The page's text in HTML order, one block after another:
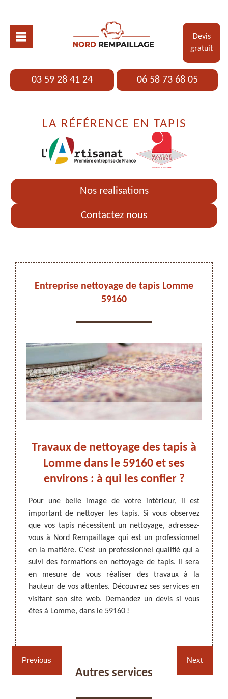
Devis
gratuit
03 59 28 41 24 06 58 73 68 05
LA RÉFÉRENCE EN TAPIS
Nos realisations
Contactez nous
ARTISAN DEZITTER , REMPAILLAGE -
CANNAGE - RECOLLAGE, 59 NORD
Rempaillage fauteuil,
chaises et sièges 59
Cannage fauteuil, chaises
et sièges 59
Entreprise nettoyage de tapis Lomme
59160
Previous
pour
les
site
ses
devis
vous
Travaux de nettoyage des tapis à
Lomme dans le 59160 et ses
environs : à qui les confier ?
Pour une belle image de votre intérieur, il est
important de nettoyer les tapis. Si vous observez
que vos tapis nécessitent un nettoyage, adressez-
vous à Nord Rempaillage qui est un professionnel
en la matière. C’est un professionnel qualifié qui a
suivi des formations en nettoyage de tapis. Il sera
en mesure de vous réaliser des travaux à la
hauteur de vos attentes. Découvrez ses services en
visitant son site web. Demandez un devis si vous
êtes à Lomme, dans le 59160 !
Les
qui
les
des
tapis
vous
vous
Next
Autres services